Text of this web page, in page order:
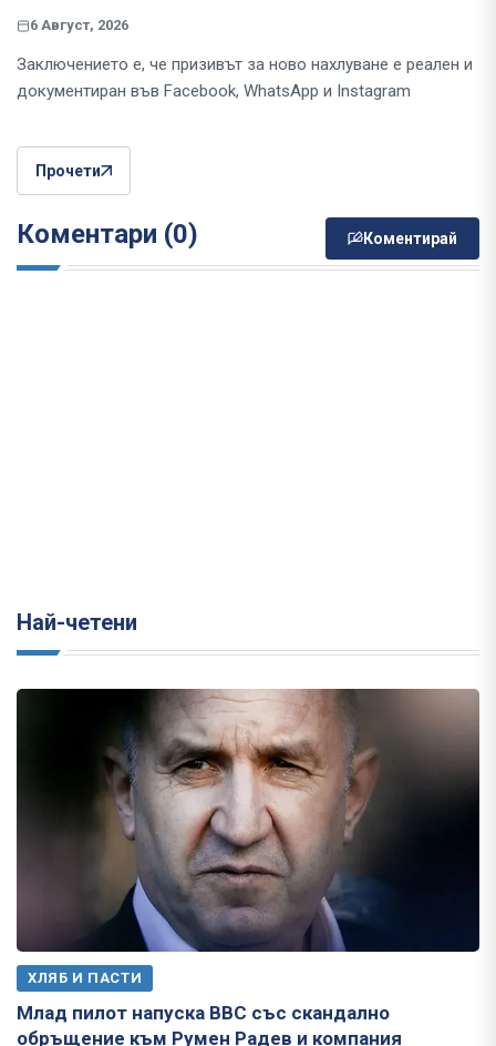
6 Август, 2026
Заключението е, че призивът за ново нахлуване е реален и
документиран във Facebook, WhatsApp и Instagram
Прочети
Коментари (0) Коментирай
Най-четени
ХЛЯБ И ПАСТИ
Млад пилот напуска ВВС със скандално
обръщение към Румен Радев и компания